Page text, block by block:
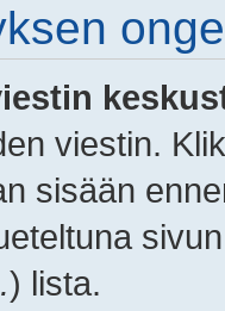
viestin.
sisään
) lista.